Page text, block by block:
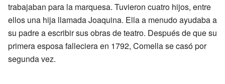
trabajaban para la marquesa. Tuvieron cuatro hijos, entre
ellos una hija llamada Joaquina. Ella a menudo ayudaba a
su padre a escribir sus obras de teatro. Después de que su
primera esposa falleciera en 1792, Comella se casó por
segunda vez.